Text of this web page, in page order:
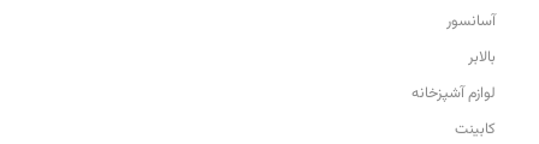
آسانسور
بالابر
لوازم آشپزخانه
کابینت